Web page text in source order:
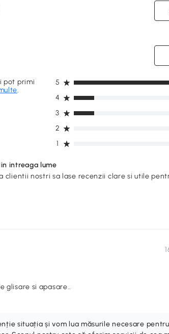
pot primi
.
1
2
3
4
5
intreaga lume
clientii nostri sa lase recenzii clare si utile
glisare si apasare..
situația și vom lua măsurile necesare